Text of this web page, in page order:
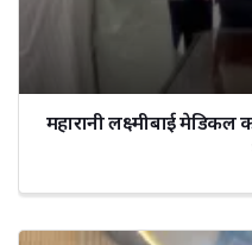
महारानी लक्ष्मीबाई